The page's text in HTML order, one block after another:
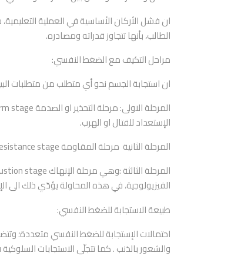
ان فشل الأركان الأساسية في العملية
الطالب، بأنها تتجاوز قدراته ومصادره.
مراحل التكيف مع الضغط النفسي:
ان استجابة الجسم نحو أي متطلب من متطلبات
الإستعداد للقتال او الهرب.
المرحلة الثانية مرحلة المقاومة Resistance stage: حيث تعمل الأجهزة العضوية على الدفاع عن نفسها تجاه مصدر التهديد، فيزيد الجسم مقاومته ببذل جهد أكبر.
الفيزيولوجية، في هذه المحاولة يؤدّي ذلك الى
طبيعة الاستجابة للضغط النفسي:
احتمالات الإستجابة للضغط النفسي متعددة؛
والشعور بالذنب . كما تتجلّى الاستجابات